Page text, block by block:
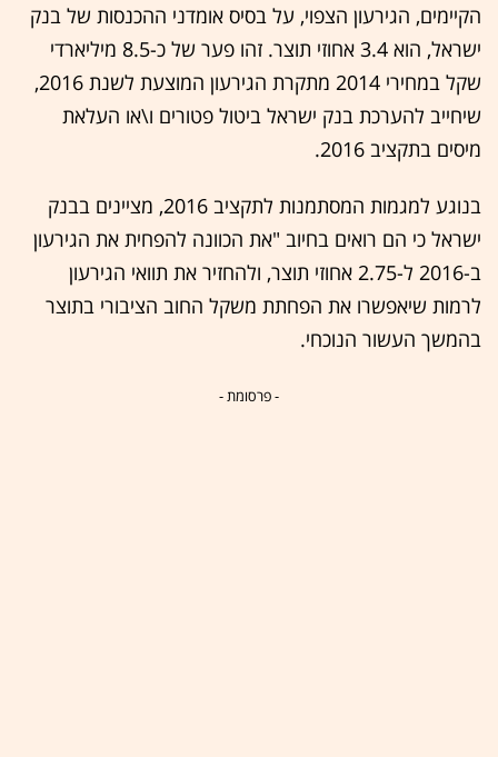
הקיימים, הגירעון הצפוי, על בסיס אומדני ההכנסות של בנק
ישראל, הוא 3.4 אחוזי תוצר. זהו פער של כ-8.5 מיליארדי
שקל במחירי 2014 מתקרת הגירעון המוצעת לשנת 2016,
שיחייב להערכת בנק ישראל ביטול פטורים ו\או העלאת
מיסים בתקציב 2016.
בנוגע למגמות המסתמנות לתקציב 2016, מציינים בבנק
ישראל כי הם רואים בחיוב "את הכוונה להפחית את הגירעון
ב-2016 ל-2.75 אחוזי תוצר, ולהחזיר את תוואי הגירעון
לרמות שיאפשרו את הפחתת משקל החוב הציבורי בתוצר
בהמשך העשור הנוכחי.
- פרסומת -